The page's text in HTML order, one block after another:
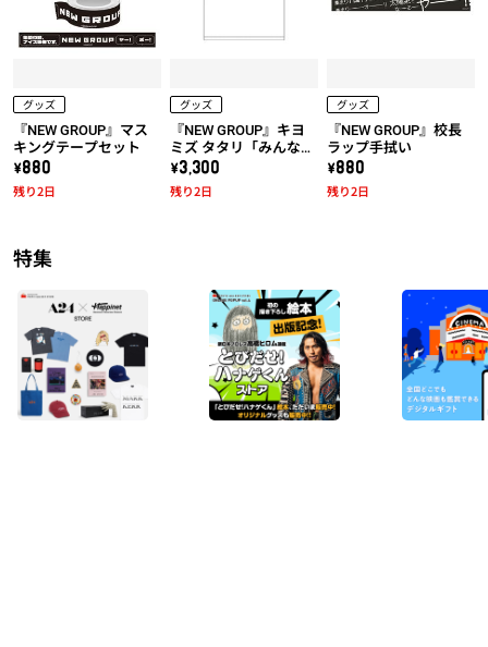
グッズ
『NEW GROUP』マス
キングテープセット
\880
残り2日
グッズ
『NEW GROUP』キヨ
ミズ タタリ「みんな騙
されちゃダメだ！」T
シャツ
\3,300
残り2日
グッズ
『NEW GROUP』校長
ラップ手拭い
\880
残り2日
特集